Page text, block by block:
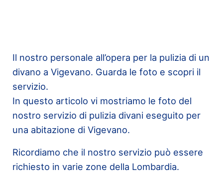
Il nostro personale all’opera per la pulizia di un
divano a Vigevano. Guarda le foto e scopri il
servizio.
In questo articolo vi mostriamo le foto del
nostro servizio di pulizia divani eseguito per
una abitazione di Vigevano.
Ricordiamo che il nostro servizio può essere
richiesto in varie zone della Lombardia.